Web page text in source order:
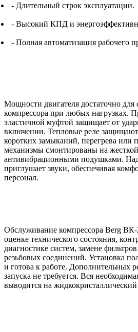
- Длительный строк эксплуатации.
- Высокий КПД и
- Полная автоматизация рабочего
Мощности двигателя достаточно для
компрессора при любых нагрузках.
эластичной муфтой защищает от
включении. Тепловые реле
коротких замыканий, перегрева или
механизмы смонтированы на
антивибрационными подушками.
приглушает звуки, обеспечивая
персонал.
Обслуживание компрессора Berg ВК-
оценке технического состояния,
диагностике систем, замене
резьбовых соединений. Установка
и готова к работе. Дополнительных
запуска не требуется. Вся
выводится на